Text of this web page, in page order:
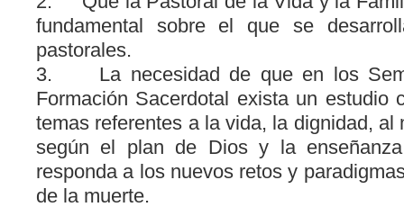
fundamental sobre el que se
pastorales.
3. La necesidad de que en los
Formación Sacerdotal exista un estudio
temas referentes a la vida, la dignidad, al
según el plan de Dios y la
responda a los nuevos retos y
de la muerte.